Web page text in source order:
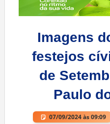
Imagens
festejos
de
Paulo
07/09/2024 às 09:09